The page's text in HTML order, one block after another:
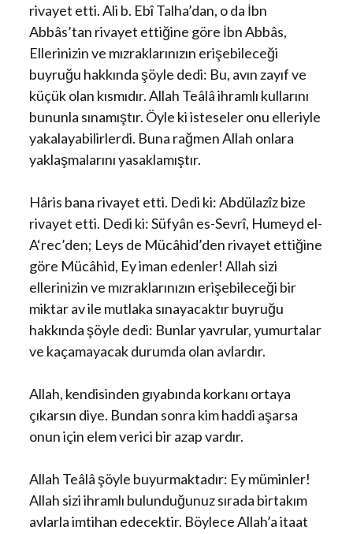
rivayet etti. Ali b. Ebî Talha’dan, o da İbn
Abbâs’tan rivayet ettiğine göre İbn Abbâs,
Ellerinizin ve mızraklarınızın erişebileceği
buyruğu hakkında şöyle dedi: Bu, avın zayıf ve
küçük olan kısmıdır. Allah Teâlâ ihramlı kullarını
bununla sınamıştır. Öyle ki isteseler onu elleriyle
yakalayabilirlerdi. Buna rağmen Allah onlara
yaklaşmalarını yasaklamıştır.
Hâris bana rivayet etti. Dedi ki: Abdülazîz bize
rivayet etti. Dedi ki: Süfyân es-Sevrî, Humeyd el-
A‘rec’den; Leys de Mücâhid’den rivayet ettiğine
göre Mücâhid, Ey iman edenler! Allah sizi
ellerinizin ve mızraklarınızın erişebileceği bir
miktar av ile mutlaka sınayacaktır buyruğu
hakkında şöyle dedi: Bunlar yavrular, yumurtalar
ve kaçamayacak durumda olan avlardır.
Allah, kendisinden gıyabında korkanı ortaya
çıkarsın diye. Bundan sonra kim haddi aşarsa
onun için elem verici bir azap vardır.
Allah Teâlâ şöyle buyurmaktadır: Ey müminler!
Allah sizi ihramlı bulunduğunuz sırada birtakım
avlarla imtihan edecektir. Böylece Allah’a itaat